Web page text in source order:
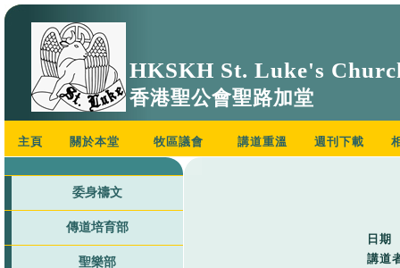
HKSKH St. Luke's
香港聖公會聖路加堂
主頁 關於本堂 牧區議會 講道重溫 週刊下載
委身禱文
傳道培育部
聖樂部
日期
講道